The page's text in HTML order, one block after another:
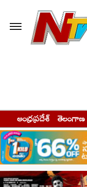
ఆంధ్రప్రదేశ్ తెలంగాణ